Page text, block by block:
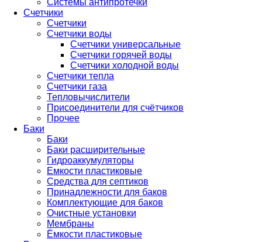
Системы антипротечки
Счетчики
Счетчики
Счетчики воды
Счетчики универсальные
Счетчики горячей воды
Счетчики холодной воды
Счетчики тепла
Счетчики газа
Тепловычислители
Присоединители для счётчиков
Прочее
Баки
Баки
Баки расширительные
Гидроаккумуляторы
Емкости пластиковые
Средства для септиков
Принадлежности для баков
Комплектующие для баков
Очистные установки
Мембраны
Ёмкости пластиковые